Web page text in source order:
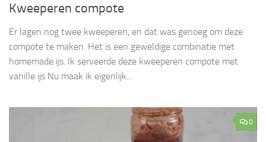
Kweeperen compote
Er lagen nog twee kweeperen, en dat was genoeg om deze
compote te maken. Het is een geweldige combinatie met
homemade ijs. Ik serveerde deze kweeperen compote met
vanille ijs Nu maak ik eigenlijk...
0